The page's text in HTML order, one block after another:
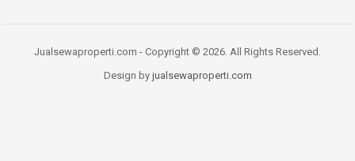
Jualsewaproperti.com - Copyright © 2026. All Rights Reserved.
Design by jualsewaproperti.com